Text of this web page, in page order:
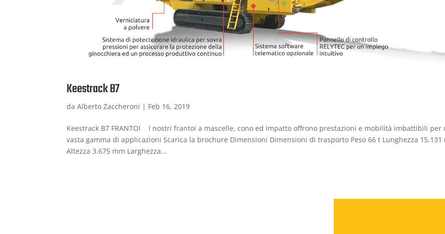
Keestrack B7
daAlberto Zaccheroni | Feb 16, 2019
Keestrack B7 FRANTOI I nostri frantoi a mascelle, cono ed impatto offrono prestazioni e mobilità imbattibili per
vasta gamma di applicazioni Scarica la brochure Dimensioni Dimensioni di trasporto Peso 66 t Lunghezza 15.131
Altezza 3.675 mm Larghezza...